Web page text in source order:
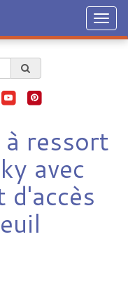
à ressort
avec